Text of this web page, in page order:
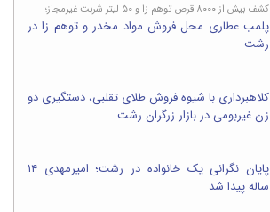
کشف بیش از ۸۰۰۰ قرص توهم زا و ۵۰ لیتر شربت غیرمجاز؛
پلمب عطاری محل فروش مواد مخدر و توهم زا در
رشت
کلاهبرداری با شیوه فروش طلای تقلبی، دستگیری دو
زن غیربومی در بازار زرگران رشت
پایان نگرانی یک خانواده در رشت؛ امیرمهدی ۱۴
ساله پیدا شد